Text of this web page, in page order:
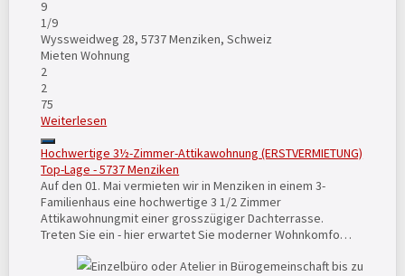
9
1 /9
Wyssweidweg 28, 5737 Menziken, Schweiz
Mieten Wohnung
2
2
75
Weiterlesen
Hochwertige 3½-Zimmer-Attikawohnung (ERSTVERMIETUNG)
Top-Lage - 5737 Menziken
Auf den 01. Mai vermieten wir in Menziken in einem 3-
Familienhaus eine hochwertige 3 1/2 Zimmer
Attikawohnungmit einer grosszügiger Dachterrasse.
Treten Sie ein - hier erwartet Sie moderner Wohnkomfo…